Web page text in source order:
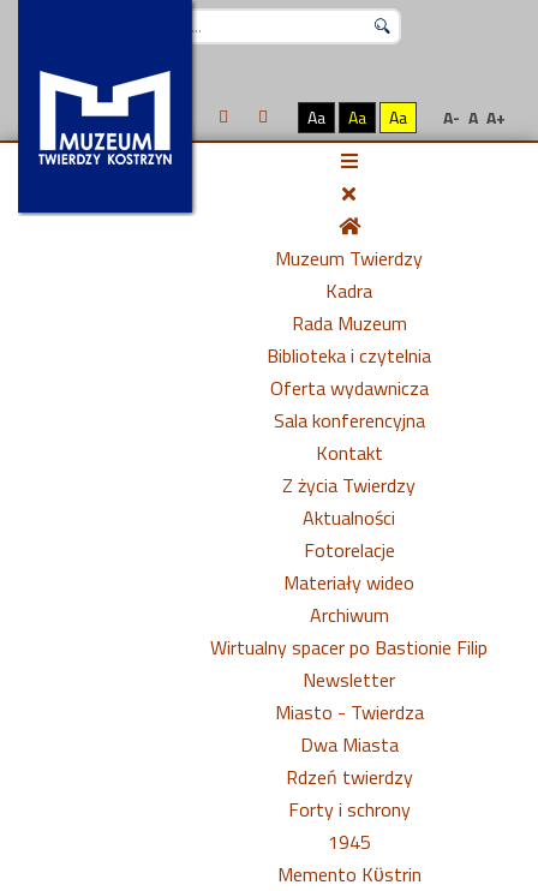
Aa Aa Aa A- A A+
Muzeum Twierdzy
Kadra
Rada Muzeum
Biblioteka i czytelnia
Oferta wydawnicza
Sala konferencyjna
Kontakt
Z życia Twierdzy
Aktualności
Fotorelacje
Materiały wideo
Archiwum
Wirtualny spacer po Bastionie Filip
Newsletter
Miasto - Twierdza
Dwa Miasta
Rdzeń twierdzy
Forty i schrony
1945
Memento Kϋstrin